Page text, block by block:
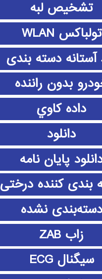
تشخیص لبه
تولباکس WLAN
دسته بندی
بدون راننده
داده كاوي
دانلود
پايان نامه
بندی کننده درختی
دسته‌بندی نشده
زاب ZAB
سیگنال ECG